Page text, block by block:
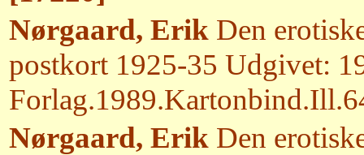
Nørgaard, Erik Den
postkort 1925-35 Udgivet:
Nørgaard, Erik Den